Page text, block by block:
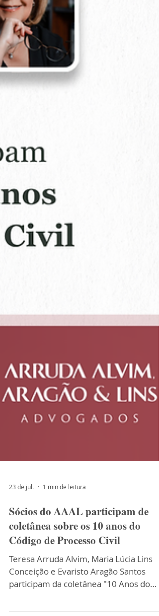
23 de jul. 1 min de leitura
Sócios do AAAL participam de
coletânea sobre os 10 anos do
Código de Processo Civil
Teresa Arruda Alvim, Maria Lúcia Lins